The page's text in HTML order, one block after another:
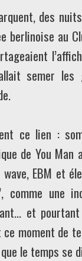
des
berlinoise au
semer
ce lien :
de You
EBM et
comme une
et
moment de
le temps se